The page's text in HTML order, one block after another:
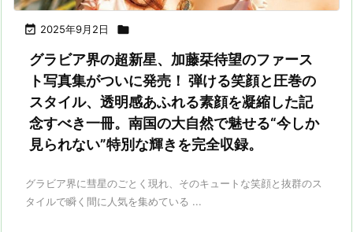
 2025年9月2日 
グラビア界の超新星、加藤栞待望のファース
ト写真集がついに発売！ 弾ける笑顔と圧巻の
スタイル、透明感あふれる素顔を凝縮した記
念すべき一冊。南国の大自然で魅せる“今しか
見られない”特別な輝きを完全収録。
グラビア界に彗星のごとく現れ、そのキュートな笑顔と抜群のス
タイルで瞬く間に人気を集めている ...